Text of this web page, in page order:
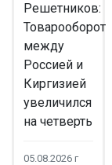
Решетников:
Товарооборот
между
Россией и
Киргизией
увеличился
на четверть
05.08.2026 г